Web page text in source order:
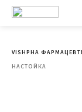
VISHPHA
НАСТОЙКА